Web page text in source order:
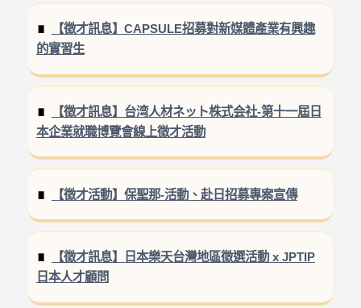
【徵才訊息】CAPSULE招募對新媒體產業有興趣
的實習生
【徵才訊息】台湾人材ネット株式会社-第十一屆日
本企業就職博覽會線上徵才活動
【徵才活動】保聖那-活動、赴日招募專案宣傳
【徵才訊息】日本樂天台灣地區徵選活動 x JPTIP
日本人才顧問